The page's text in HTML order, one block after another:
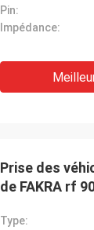
Pin:
Impédance:
Prise des
de FAKRA rf
Type: